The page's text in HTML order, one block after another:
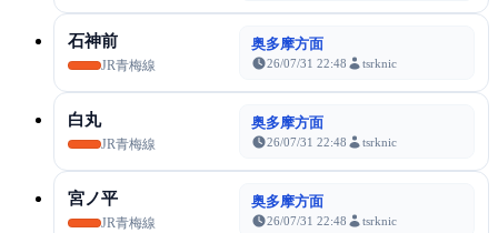
石神前
JR青梅線
奥多摩方面
26/07/31 22:48 tsrknic
白丸
JR青梅線
奥多摩方面
26/07/31 22:48 tsrknic
宮ノ平
JR青梅線
奥多摩方面
26/07/31 22:48 tsrknic